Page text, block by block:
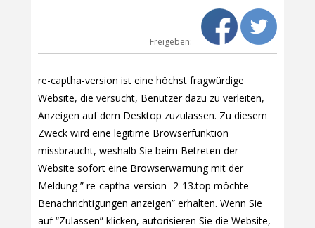
Freigeben:
re-captha-version ist eine höchst fragwürdige
Website, die versucht, Benutzer dazu zu verleiten,
Anzeigen auf dem Desktop zuzulassen. Zu diesem
Zweck wird eine legitime Browserfunktion
missbraucht, weshalb Sie beim Betreten der
Website sofort eine Browserwarnung mit der
Meldung ” re-captha-version -2-13.top möchte
Benachrichtigungen anzeigen” erhalten. Wenn Sie
auf “Zulassen” klicken, autorisieren Sie die Website,